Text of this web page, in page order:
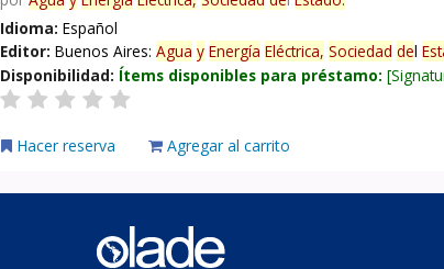
Idioma:Español
Editor:Buenos Aires:Agua y Energía Eléctrica, Sociedad del
Disponibilidad: Ítems disponibles para préstamo:
Hacer reserva Agregar al carrito